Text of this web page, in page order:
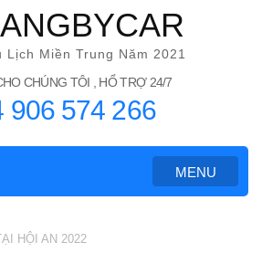
Lịch Miền Trung Năm 2021
CHÚNG TÔI , HỔ TRỢ 24/7
906 574 266
MENU
HỘI AN 2022